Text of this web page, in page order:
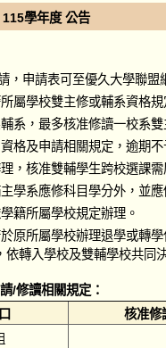
學年度 公告
，申請表可至優久大學聯
屬學校雙主修或輔系資格
系，最多核准修讀一校系
格及申請相關規定，逾期
，核准雙輔學生跨校選課
學系應修科目學分外，並
籍所屬學校規定辦理。
原所屬學校辦理退學或轉
轉入學校及雙輔學校共同
/修讀相關規定：
核准修